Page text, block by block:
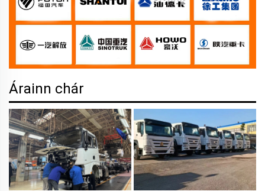
Árainn chár